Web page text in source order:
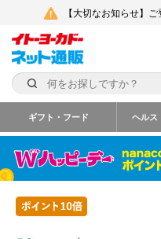
【大切なお知らせ】
ギフト・フード ヘルス